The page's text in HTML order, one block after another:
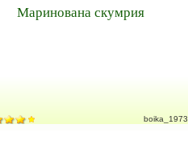
Маринована скумрия
boika_1973